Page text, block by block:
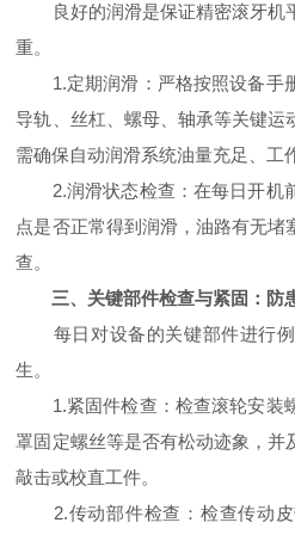
良好的润滑是保证精密滚牙机
重。
1.定期润滑：严格按照设备手
导轨、丝杠、螺母、轴承等关键运
需确保自动润滑系统油量充足、工
2.润滑状态检查：在每日开机
点是否正常得到润滑，油路有无
查。
三、关键部件检查与紧固：防
每日对设备的关键部件进行例
生。
1.紧固件检查：检查滚轮安装
罩固定螺丝等是否有松动迹象，并
敲击或校直工件。
2.传动部件检查：检查传动皮